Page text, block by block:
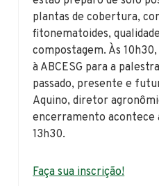
plantas de cobertura,
fitonematoides,
compostagem. Às
à ABCESG para a
passado, presente e
Aquino, diretor
encerramento acontece
13h30.
Faça sua inscrição!